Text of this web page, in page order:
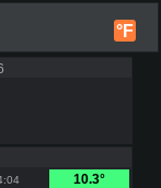
°F
10.3°